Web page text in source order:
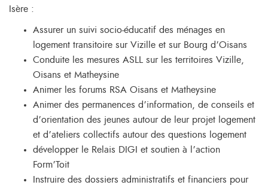
Isère :
Assurer un suivi socio-éducatif des ménages en
logement transitoire sur Vizille et sur Bourg d’Oisans
Conduite les mesures ASLL sur les territoires Vizille,
Oisans et Matheysine
Animer les forums RSA Oisans et Matheysine
Animer des permanences d’information, de conseils et
d’orientation des jeunes autour de leur projet logement
et d’ateliers collectifs autour des questions logement
développer le Relais DIGI et soutien à l’action
Form’Toit
Instruire des dossiers administratifs et financiers pour